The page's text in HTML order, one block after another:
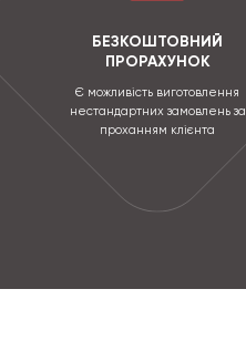
БЕЗКОШТОВНИЙ
ПРОРАХУНОК
Є можливість виготовлення
нестандартних замовлень за
проханням клієнта